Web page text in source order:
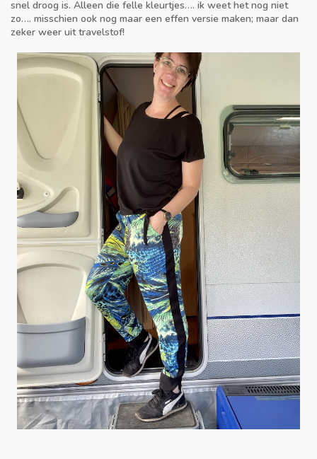
snel droog is. Alleen die felle kleurtjes…. ik weet het nog niet
zo…. misschien ook nog maar een effen versie maken; maar dan
zeker weer uit travelstof!